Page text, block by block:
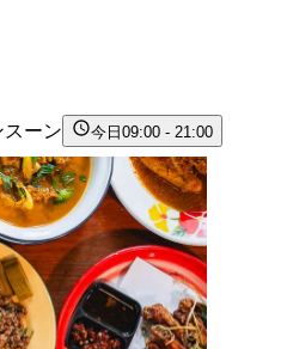
ーン 今日09:00 - 21:00